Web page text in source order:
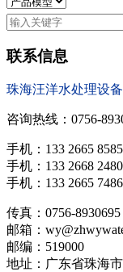
联系信息
珠海汪洋水处理设
咨询热线：0756-
手机：133 2665
手机：133 2668
手机：133 2665
传真：0756-8930695
邮箱：
邮编：519000
地址：广东省珠海